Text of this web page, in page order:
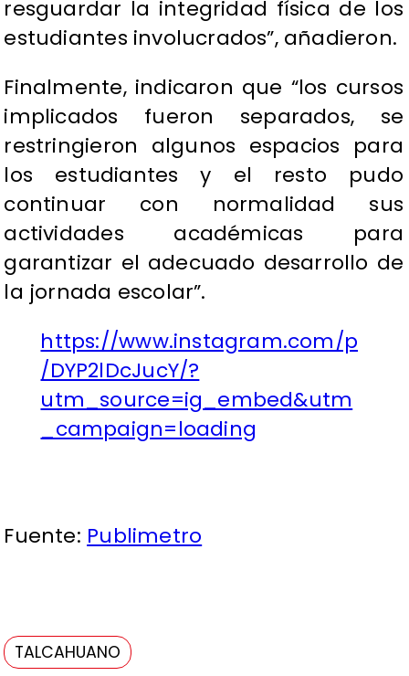
resguardar la integridad física de los
estudiantes involucrados”, añadieron.
Finalmente, indicaron que “los cursos
implicados fueron separados, se
restringieron algunos espacios para
los estudiantes y el resto pudo
continuar con normalidad sus
actividades académicas para
garantizar el adecuado desarrollo de
la jornada escolar”.
https://www.instagram.com/p
/DYP2lDcJucY/?
utm_source=ig_embed&utm
_campaign=loading
Fuente: Publimetro
TALCAHUANO